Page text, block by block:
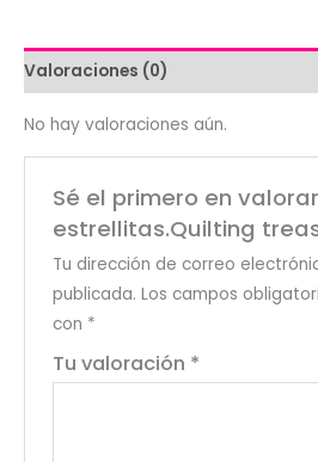
Valoraciones (0)
No hay valoraciones aún.
Sé el primero en
estrellitas.Quilting
Tu dirección de correo
publicada. Los campos
con *
Tu valoración *